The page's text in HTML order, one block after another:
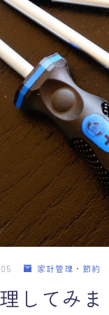
家計管理・節約
してみ